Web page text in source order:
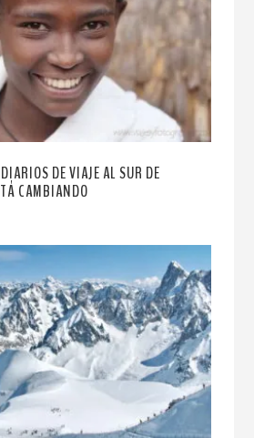
DE VIAJE AL SUR DE
CAMBIANDO